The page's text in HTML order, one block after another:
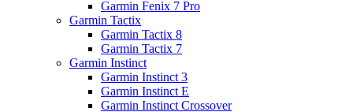
Garmin Fenix 7 Pro
Garmin Tactix
Garmin Tactix 8
Garmin Tactix 7
Garmin Instinct
Garmin Instinct 3
Garmin Instinct E
Garmin Instinct Crossover